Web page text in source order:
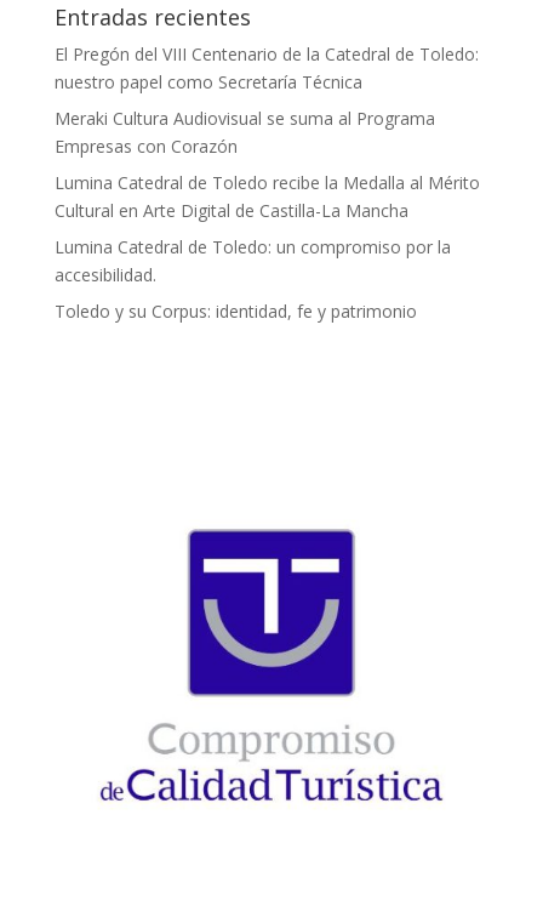
Entradas recientes
El Pregón del VIII Centenario de la Catedral de Toledo:
nuestro papel como Secretaría Técnica
Meraki Cultura Audiovisual se suma al Programa
Empresas con Corazón
Lumina Catedral de Toledo recibe la Medalla al Mérito
Cultural en Arte Digital de Castilla-La Mancha
Lumina Catedral de Toledo: un compromiso por la
accesibilidad.
Toledo y su Corpus: identidad, fe y patrimonio